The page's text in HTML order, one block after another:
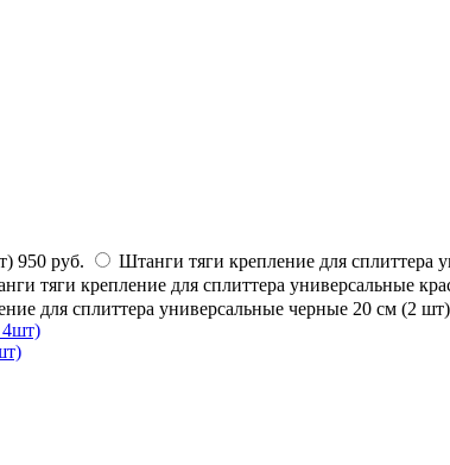
950 руб. Штанги тяги крепление для сплиттера
тяги крепление для сплиттера универсальные
для сплиттера универсальные черные 20 см (2 шт)